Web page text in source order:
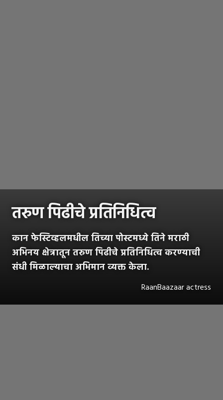
तरुण पिढीचे प्रतिनिधित्व
कान फेस्टिव्हलमधील तिच्या पोस्टमध्ये तिने मराठी
अभिनय क्षेत्रातून तरुण पिढीचे प्रतिनिधित्व करण्याची
संधी मिळाल्याचा अभिमान व्यक्त केला.
RaanBaazaar actress